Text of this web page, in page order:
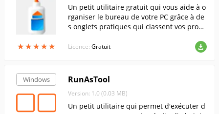
★★★★★
★★★★★
Un petit utilitaire gratuit qui vous aide à o
rganiser le bureau de votre PC grâce à de
s onglets pratiques qui classent vos progr
r un accès rapide.
Licence: Gratuit
Windows RunAsTool
Version: 1.0 (0.03 MB)
Un petit utilitaire qui permet d'exécuter d